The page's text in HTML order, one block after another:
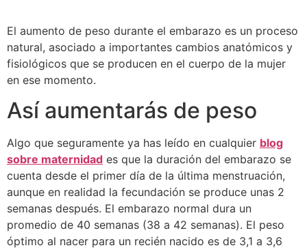
El aumento de peso durante el embarazo es un proceso
natural, asociado a importantes cambios anatómicos y
fisiológicos que se producen en el cuerpo de la mujer
en ese momento.
Así aumentarás de peso
Algo que seguramente ya has leído en cualquier blog
sobre maternidad es que la duración del embarazo se
cuenta desde el primer día de la última menstruación,
aunque en realidad la fecundación se produce unas 2
semanas después. El embarazo normal dura un
promedio de 40 semanas (38 a 42 semanas). El peso
óptimo al nacer para un recién nacido es de 3,1 a 3,6